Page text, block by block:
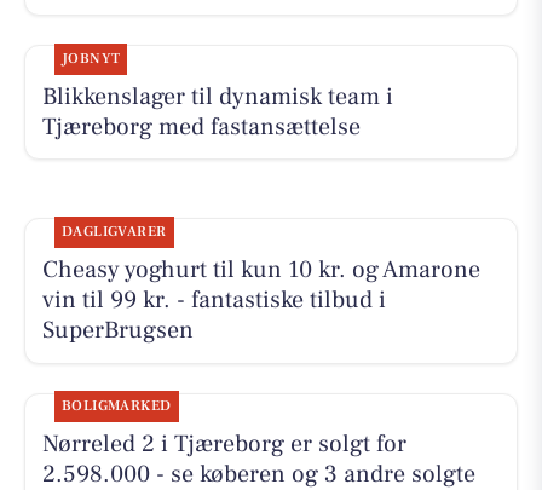
JOBNYT
Blikkenslager til dynamisk team i
Tjæreborg med fastansættelse
DAGLIGVARER
Cheasy yoghurt til kun 10 kr. og Amarone
vin til 99 kr. - fantastiske tilbud i
SuperBrugsen
BOLIGMARKED
Nørreled 2 i Tjæreborg er solgt for
2.598.000 - se køberen og 3 andre solgte